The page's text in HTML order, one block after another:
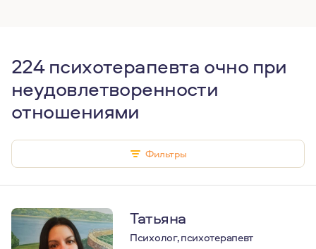
224 психотерапевта очно при
неудовлетворенности
отношениями
Фильтры
Татьяна
Психолог, психотерапевт